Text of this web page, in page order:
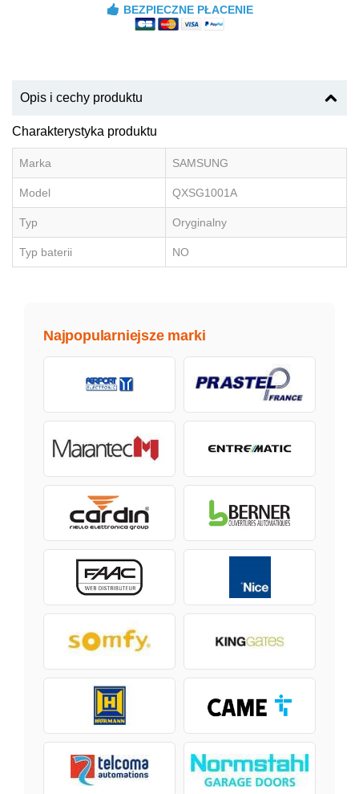
BEZPIECZNE PŁACENIE
Opis i cechy produktu
Charakterystyka produktu
Marka SAMSUNG
Model QXSG1001A
Typ Oryginalny
Typ baterii NO
Najpopularniejsze marki